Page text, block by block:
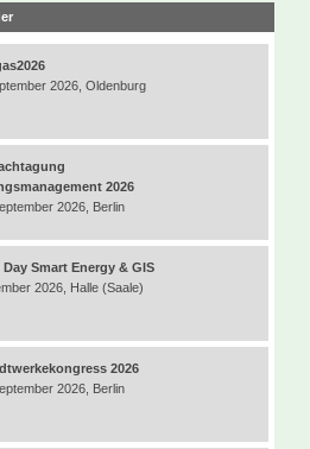
2026, Oldenburg
2026
2026, Berlin
Smart Energy & GIS
2026, Halle (Saale)
2026
2026, Berlin